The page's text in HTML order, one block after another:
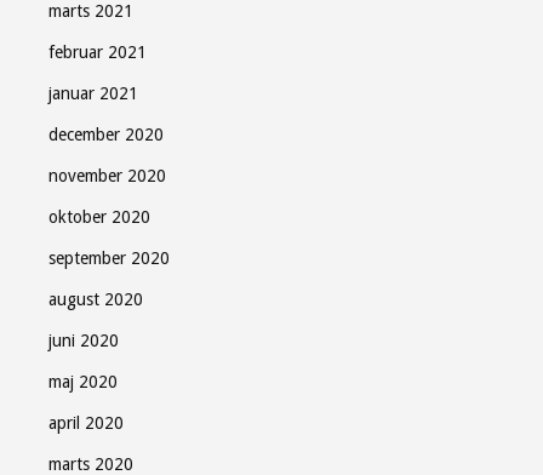
marts 2021
februar 2021
januar 2021
december 2020
november 2020
oktober 2020
september 2020
august 2020
juni 2020
maj 2020
april 2020
marts 2020